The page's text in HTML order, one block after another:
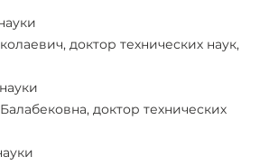
доктор технических наук,
доктор технических